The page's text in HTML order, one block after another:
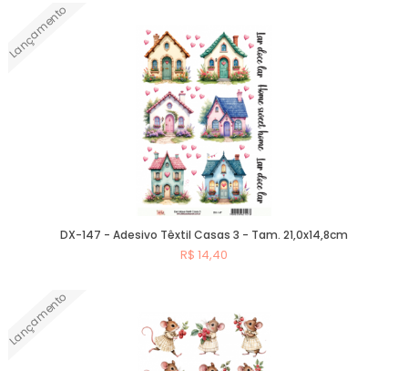
Lançamento
DX-147 - Adesivo Têxtil Casas 3 - Tam. 21,0x14,8cm
R$ 14,40
Lançamento